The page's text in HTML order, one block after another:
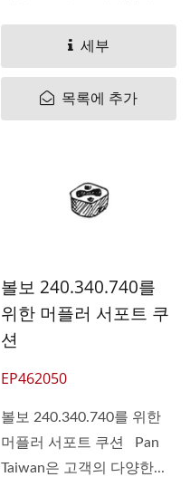
세부
목록에 추가
볼보 240.340.740를
위한 머플러 서포트 쿠
션
EP462050
볼보 240.340.740를 위한
머플러 서포트 쿠션 Pan
Taiwan은 고객의 다양한...